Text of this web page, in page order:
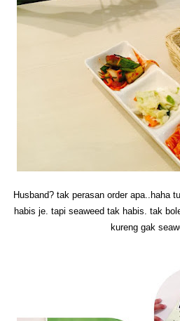
Husband? tak perasan order apa..haha
habis je. tapi seaweed tak habis. tak
kureng gak